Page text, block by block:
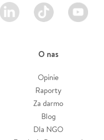
LinkedIn TikTok Youtube
O nas
Opinie
Raporty
Za darmo
Blog
Dla NGO